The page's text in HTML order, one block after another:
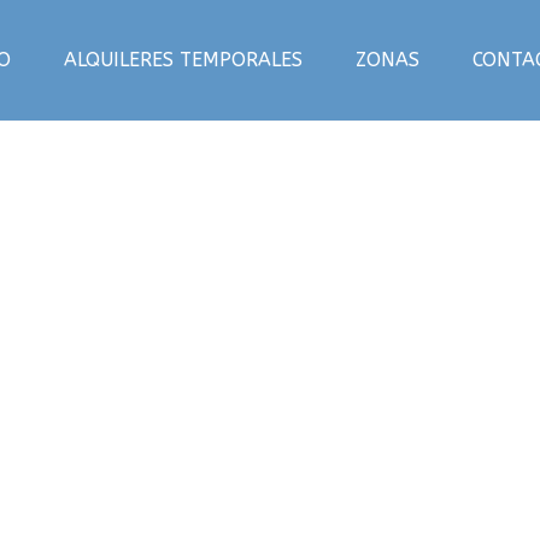
ALQUILERES TEMPORALES ZONAS